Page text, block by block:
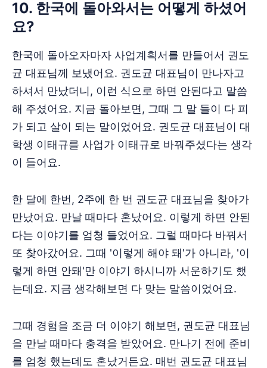
‌‌‌‌‌‌10. 한국에 돌아와서는 어떻게 하셨어
요?
한국에 돌아오자마자 사업계획서를 만들어서 권도
균 대표님께 보냈어요. 권도균 대표님이 만나자고
하셔서 만났더니, 이런 식으로 하면 안된다고 말씀
해 주셨어요. 지금 돌아보면, 그때 그 말 들이 다 피
가 되고 살이 되는 말이었어요. 권도균 대표님이 대
학생 이태규를 사업가 이태규로 바꿔주셨다는 생각
이 들어요.
한 달에 한번, 2주에 한 번 권도균 대표님을 찾아가
만났어요. 만날 때마다 혼났어요. 이렇게 하면 안된
다는 이야기를 엄청 들었어요. 그럴 때마다 바꿔서
또 찾아갔어요. 그때 '이렇게 해야 돼'가 아니라, '이
렇게 하면 안돼'만 이야기 하시니까 서운하기도 했
는데요. 지금 생각해보면 다 맞는 말씀이었어요.
그때 경험을 조금 더 이야기 해보면, 권도균 대표님
을 만날 때마다 충격을 받았어요. 만나기 전에 준비
를 엄청 했는데도 혼났거든요. 매번 권도균 대표님